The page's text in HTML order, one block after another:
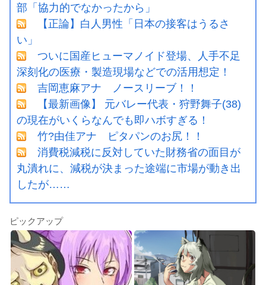
部「協力的でなかったから」
【正論】白人男性「日本の接客はうるさ
い」
ついに国産ヒューマノイド登場、人手不足
深刻化の医療・製造現場などでの活用想定！
吉岡恵麻アナ ノースリーブ！！
【最新画像】 元バレー代表・狩野舞子(38)
の現在がいくらなんでも即ハボすぎる！
竹?由佳アナ ピタパンのお尻！！
消費税減税に反対していた財務省の面目が
丸潰れに、減税が決まった途端に市場が動き出
したが……
ピックアップ